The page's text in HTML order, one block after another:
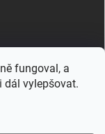
fungoval, a
dál vylepšovat.